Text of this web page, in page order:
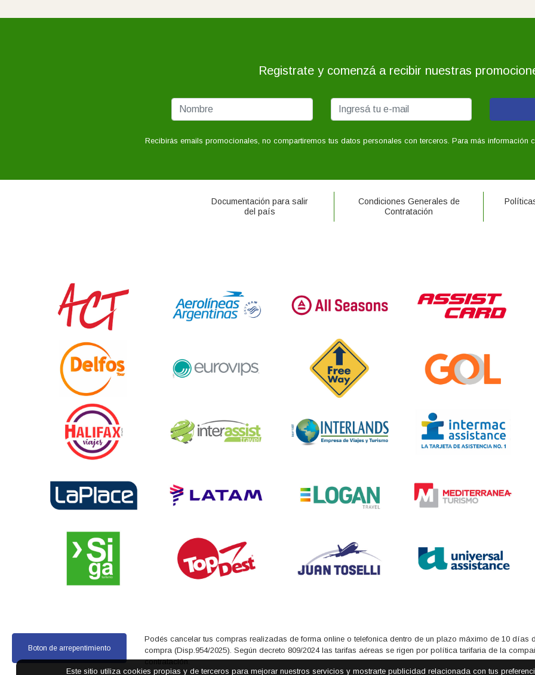
Registrate y comenzá a recibir nuestras
Recibirás emails promocionales, no compartiremos tus datos personales con terceros. Para más información
Documentación para salir
del país
Condiciones Generales de
Contratación
Boton de arrepentimiento
Podés cancelar tus compras realizadas de forma online o telefonica dentro de un plazo máximo de 10 días
compra (Disp.954/2025). Según decreto 809/2024 las tarifas aéreas se rigen por política tarifaria de la
contratación.
Este sitio utiliza cookies propias y de terceros para mejorar nuestros servicios y mostrarte publicidad relacionada con tus